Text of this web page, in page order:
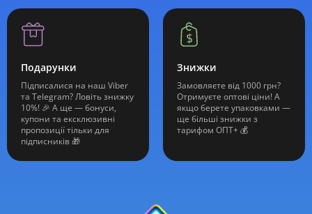
Подарунки
Підписалися на наш Viber
та Telegram? Ловіть знижку
10%! 🎉 А ще — бонуси,
купони та ексклюзивні
пропозиції тільки для
підписників 🎁
Знижки
Замовляєте від 1000 грн?
Отримуєте оптові ціни! А
якщо берете упаковками —
ще більші знижки з
тарифом ОПТ+ 💰